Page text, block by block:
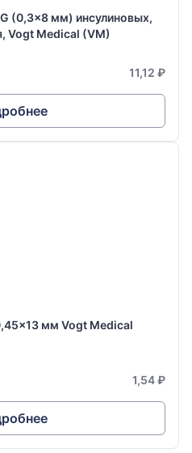
(0,3x8 мм) инсулиновых,
Vogt Medical (VM)
11,12 ₽
мм Vogt Medical
1,54 ₽